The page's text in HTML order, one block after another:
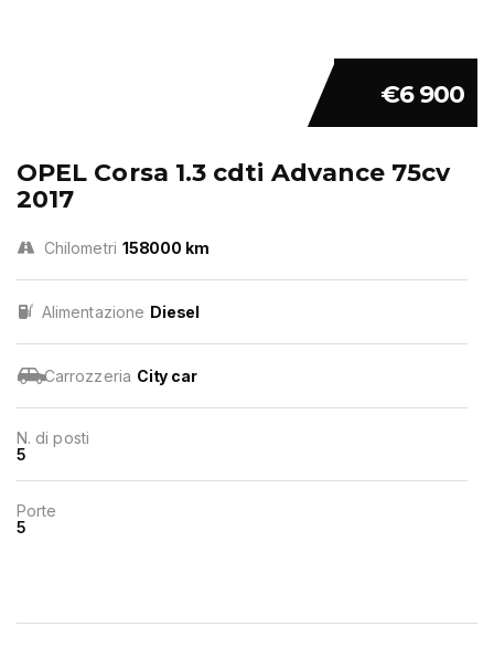
€6 900
OPEL Corsa 1.3 cdti Advance 75cv
2017
Chilometri 158000 km
Alimentazione Diesel
Carrozzeria City car
N. di posti
5
Porte
5